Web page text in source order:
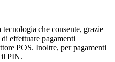
che consente, grazie
effettuare pagamenti
POS. Inoltre, per pagamenti
il PIN.